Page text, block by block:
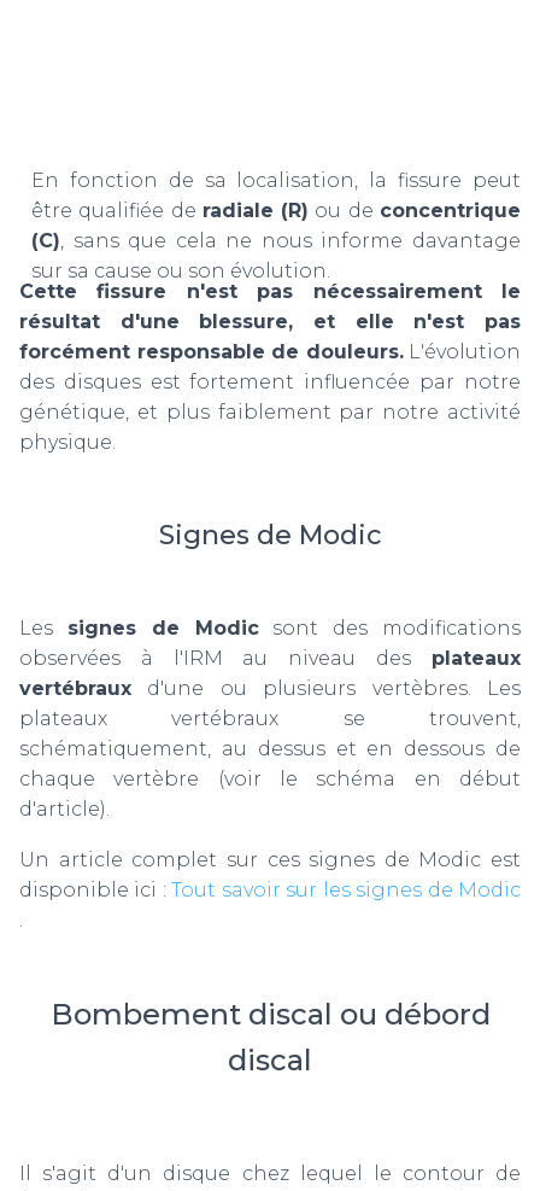
En fonction de sa localisation, la fissure peut
être qualifiée de radiale (R) ou de concentrique
(C), sans que cela ne nous informe davantage
sur sa cause ou son évolution.
Cette fissure n'est pas nécessairement le
résultat d'une blessure, et elle n'est pas
forcément responsable de douleurs.L'évolution
des disques est fortement influencée par notre
génétique, et plus faiblement par notre activité
physique.
Signes de Modic
Les signes de Modicsont des modifications
observées à l'IRM au niveau des plateaux
vertébraux d'une ou plusieurs vertèbres. Les
plateaux vertébraux se trouvent,
schématiquement, au dessus et en dessous de
chaque vertèbre (voir le schéma en début
d'article).
Un article complet sur ces signes de Modic est
disponible ici :Tout savoir sur les signes de Modic
.
Bombement discal ou débord
discal
Il s'agit d'un disque chez lequel le contour de